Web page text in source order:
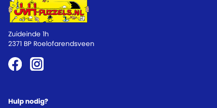
Hulp nodig?
Zuideinde 1h
2371 BP Roelofarendsveen